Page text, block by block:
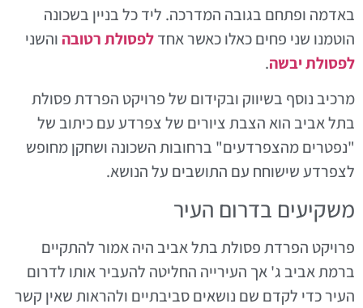
באדמה ופתחם בגובה המדרכה. ליד כל בניין בשכונה
הוטמנו שני פחים כאלו כאשר אחדלפסולת רטובה והשני
לפסולת יבשה.
מרכיב נוסף בשיווק ובקידום של פרויקט הפרדת פסולת
בתל אביב הוא הצבת ציורים של צפרדע עם כיתוב של
"נפטרים מהצפרדעים" ברחובות השכונה ושחקן מחופש
לצפרדע שישוחח עם התושבים על הנושא.
משקיעים בדרום העיר
פרויקט הפרדת פסולת בתל אביב היה אמור להתקיים
ברמת אביב ג' אך העירייה החליטה להעביר אותו לדרום
העיר כדי לקדם שם נושאים סביבתיים ולהראות שאין קשר